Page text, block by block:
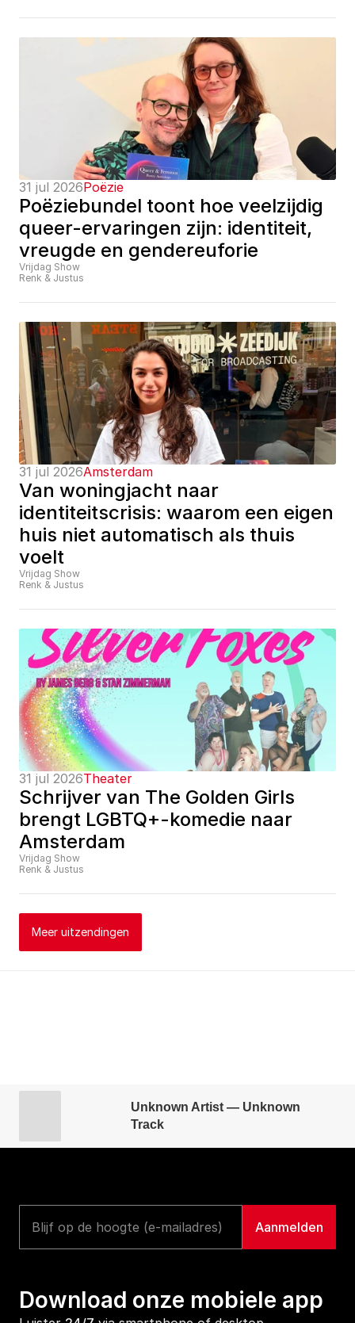
31 jul 2026Poëzie
Poëziebundel toont hoe veelzijdig
queer-ervaringen zijn: identiteit,
vreugde en gendereuforie
Vrijdag Show
Renk & Justus
31 jul 2026Amsterdam
Van woningjacht naar
identiteitscrisis: waarom een eigen
huis niet automatisch als thuis
voelt
Vrijdag Show
Renk & Justus
31 jul 2026Theater
Schrijver van The Golden Girls
brengt LGBTQ+-komedie naar
Amsterdam
Vrijdag Show
Renk & Justus
Meer uitzendingen
Unknown Artist — Unknown
Track
Download onze mobiele app